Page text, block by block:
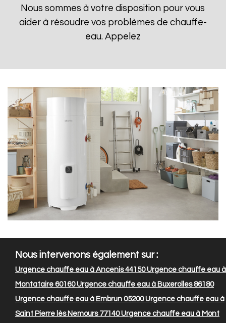
Nous sommes à votre disposition pour vous
aider à résoudre vos problèmes de chauffe-
eau. Appelez
Nous intervenons également sur :
Urgence chauffe eau à Ancenis 44150Urgence chauffe eau à
Montataire 60160Urgence chauffe eau à Buxerolles 86180
Urgence chauffe eau à Embrun 05200Urgence chauffe eau à
Saint Pierre lès Nemours 77140Urgence chauffe eau à Mont